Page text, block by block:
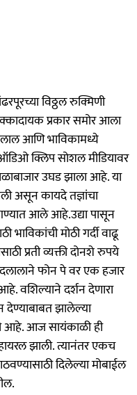
विठ्ठल रुक्मिणी
प्रकार समोर आला
आणि भाविकामध्ये
क्लिप सोशल मीडियावर
उघड झाला आहे. या
असून कायदे तज्ञांचा
आले आहे.उद्या पासून
मोठी गर्दी वाढू
प्रती व्यक्ती दोनशे रुपये
दलालाने फोन पे वर एक हजार
वशिल्याने दर्शन देणारा
झालेल्या
आहे. आज सायंकाळी ही
झाली. त्यानंतर एकच
दिलेल्या मोबाईल